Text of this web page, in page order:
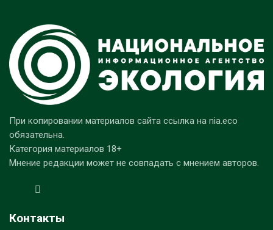
При копировании материалов сайта ссылка на nia.eco
обязательна.
Категория материалов 18+
Мнение редакции может не совпадать с мнением авторов.
Контакты